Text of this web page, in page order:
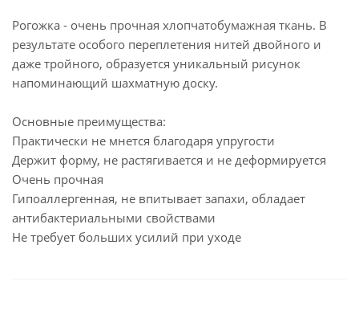
Рогожка - очень прочная хлопчатобумажная ткань. В
результате особого переплетения нитей двойного и
даже тройного, образуется уникальный рисунок
напоминающий шахматную доску.
Основные преимущества:
Практически не мнется благодаря упругости
Держит форму, не растягивается и не деформируется
Очень прочная
Гипоаллергенная, не впитывает запахи, обладает
антибактериальными свойствами
Не требует больших усилий при уходе